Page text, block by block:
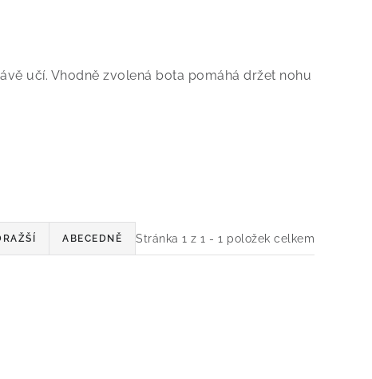
učí. Vhodně zvolená bota pomáhá držet nohu
Stránka 1 z 1 - 1 položek celkem
ABECEDNĚ